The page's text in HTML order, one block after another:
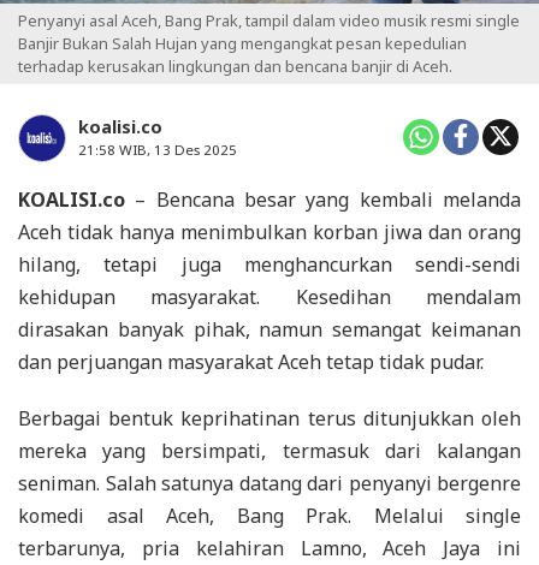
Penyanyi asal Aceh, Bang Prak, tampil dalam video musik resmi single
Banjir Bukan Salah Hujan yang mengangkat pesan kepedulian
terhadap kerusakan lingkungan dan bencana banjir di Aceh.
koalisi.co
21:58 WIB, 13 Des 2025
KOALISI.co – Bencana besar yang kembali melanda
Aceh tidak hanya menimbulkan korban jiwa dan orang
hilang, tetapi juga menghancurkan sendi-sendi
kehidupan masyarakat. Kesedihan mendalam
dirasakan banyak pihak, namun semangat keimanan
dan perjuangan masyarakat Aceh tetap tidak pudar.
Berbagai bentuk keprihatinan terus ditunjukkan oleh
mereka yang bersimpati, termasuk dari kalangan
seniman. Salah satunya datang dari penyanyi bergenre
komedi asal Aceh, Bang Prak. Melalui single
terbarunya, pria kelahiran Lamno, Aceh Jaya ini